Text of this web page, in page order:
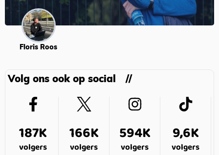
Floris Roos
Volg ons ook op social
187K
volgers
166K
volgers
594K
volgers
9,6K
volgers